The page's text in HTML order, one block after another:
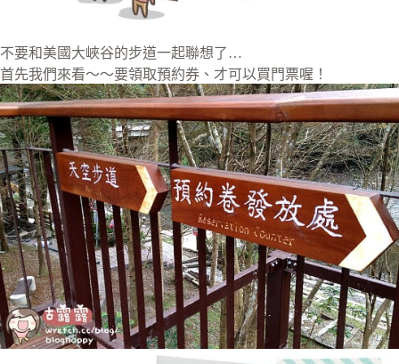
不要和美國大峽谷的步道一起聯想了…
首先我們來看～～要領取預約券、才可以買門票喔！